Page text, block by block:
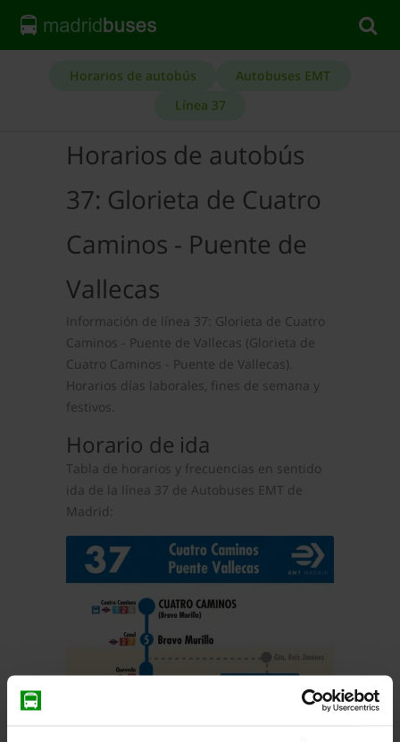
Horarios de autobús
Autobuses EMT
Línea 37
Horarios de autobús
37: Glorieta de Cuatro
Caminos - Puente de
Vallecas
Información de línea 37: Glorieta de Cuatro
Caminos - Puente de Vallecas (Glorieta de
Cuatro Caminos - Puente de Vallecas).
Horarios días laborales, fines de semana y
festivos.
Horario de ida
Tabla de horarios y frecuencias en sentido
ida de la línea 37 de Autobuses EMT de
Madrid: